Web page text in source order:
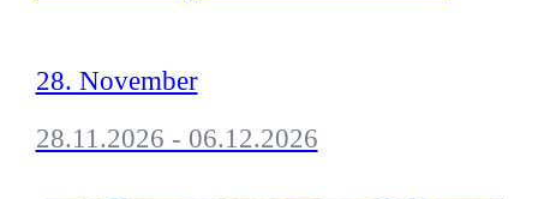
28. November
28.11.2026 - 06.12.2026